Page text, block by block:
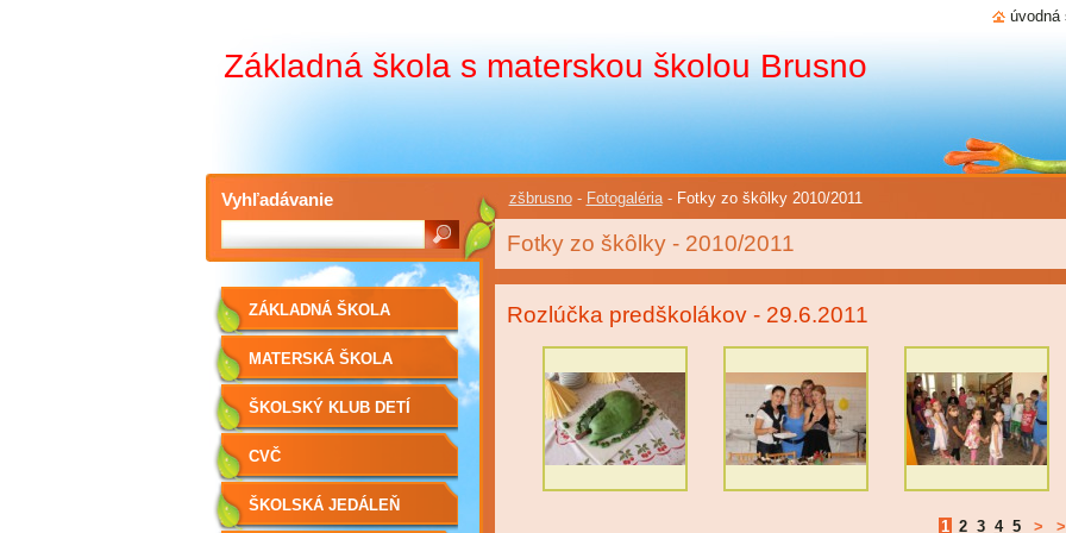
Základná škola s materskou školou Brusno
zšbrusno - Fotogaléria - Fotky zo škôlky 2010/2011
Fotky zo škôlky - 2010/2011
Rozlúčka predškolákov - 29.6.2011
1 2 3 4 5 >
ZÁKLADNÁ ŠKOLA
MATERSKÁ ŠKOLA
ŠKOLSKÝ KLUB DETÍ
CVČ
ŠKOLSKÁ JEDÁLEŇ
Vyhľadávanie
úvodná